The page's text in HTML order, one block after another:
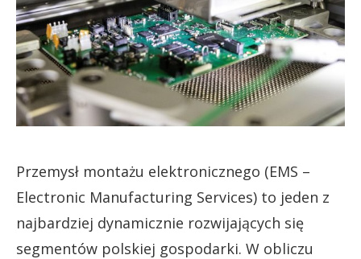
Przemysł montażu elektronicznego (EMS –
Electronic Manufacturing Services) to jeden z
najbardziej dynamicznie rozwijających się
segmentów polskiej gospodarki. W obliczu